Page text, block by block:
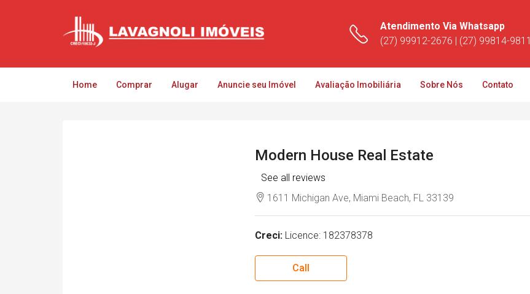
Atendimento Via Whatsapp
(27) 99912-2676 | (27) 99814-9811
Home Comprar Alugar Anuncie seu Imóvel Avaliação Imobiliária Sobre Nós Contato
Modern House Real Estate
See all reviews
1611 Michigan Ave, Miami Beach, FL 33139
Creci:Licence: 182378378
Call